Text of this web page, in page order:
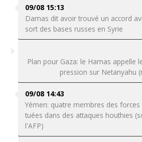
09/08 15:13
Damas dit avoir trouvé un accord
sort des bases russes en Syrie
Plan pour Gaza: le Hamas appelle
pression sur Netanyahu
09/08 14:43
Yémen: quatre membres des
tuées dans des attaques houthies
l'AFP)